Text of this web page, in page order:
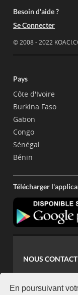
En poursuivant
Besoin d'aide ?
Se Connecter
© 2008 - 2022
Pays
Côte d'Ivoire
Burkina Faso
Gabon
Congo
Sénégal
Bénin
Télécharger
NOUS